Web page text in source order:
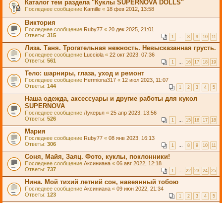
Каталог тем раздела "Куклы SUPERNOVA DOLLS"
Последнее сообщение Kamille « 18 фев 2012, 13:58
Виктория
Последнее сообщение Ruby77 « 20 дек 2025, 21:01
Ответы: 315 1 … 8 9 10 11
Лиза. Таня. Трогательная нежность. Невысказанная грусть.
Последнее сообщение Lucciola « 22 окт 2023, 07:36
Ответы: 561 1 … 16 17 18 19
Тело: шарниры, глаза, уход и ремонт
Последнее сообщение Hermiona317 « 12 июл 2023, 11:07
Ответы: 144 1 2 3 4 5
Наша одежда, аксессуары и другие работы для кукол
SUPERNOVA
Последнее сообщение Лукерья « 25 апр 2023, 13:56
Ответы: 526 1 … 15 16 17 18
Мария
Последнее сообщение Ruby77 « 08 янв 2023, 16:13
Ответы: 306 1 … 8 9 10 11
Соня, Майя, Заяц. Фото, куклы, поклонники!
Последнее сообщение Аксиниана « 06 авг 2022, 12:18
Ответы: 737 1 … 22 23 24 25
Нина. Мой тихий летний сон, навеянный тобою
Последнее сообщение Аксиниана « 09 июн 2022, 21:34
Ответы: 123 1 2 3 4 5